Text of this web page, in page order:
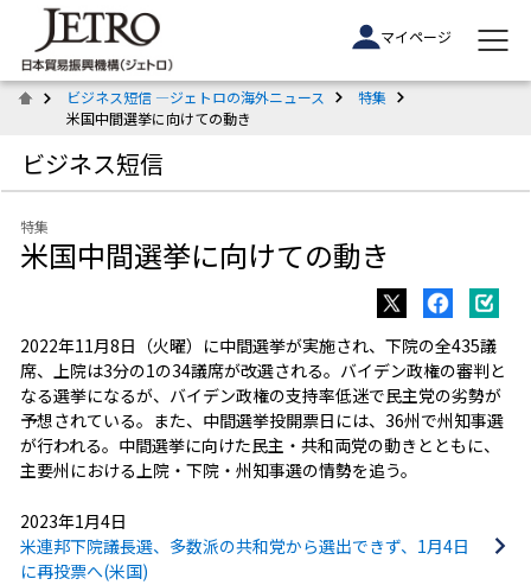
マイページ
ビジネス短信 ―ジェトロの海外ニュース
特集
米国中間選挙に向けての動き
ビジネス短信
特集
米国中間選挙に向けての動き
2022年11月8日（火曜）に中間選挙が実施され、下院の全435議
席、上院は3分の1の34議席が改選される。バイデン政権の審判と
なる選挙になるが、バイデン政権の支持率低迷で民主党の劣勢が
予想されている。また、中間選挙投開票日には、36州で州知事選
が行われる。中間選挙に向けた民主・共和両党の動きとともに、
主要州における上院・下院・州知事選の情勢を追う。
2023年1月4日
米連邦下院議長選、多数派の共和党から選出できず、1月4日
に再投票へ(米国)